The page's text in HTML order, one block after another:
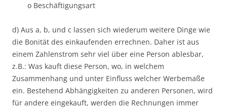
o Beschäftigungsart
d) Aus a, b, und c lassen sich wiederum weitere Dinge wie
die Bonität des einkaufenden errechnen. Daher ist aus
einem Zahlenstrom sehr viel über eine Person ablesbar,
z.B.: Was kauft diese Person, wo, in welchem
Zusammenhang und unter Einfluss welcher Werbemaße
ein. Bestehend Abhängigkeiten zu anderen Personen, wird
für andere eingekauft, werden die Rechnungen immer